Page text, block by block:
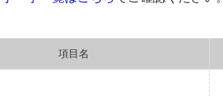
項目名